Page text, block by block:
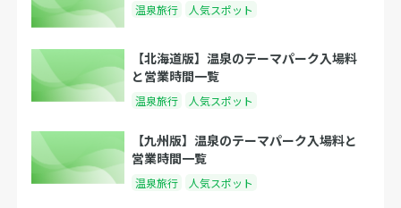
温泉旅行 人気スポット
【北海道版】温泉のテーマパーク入場料
と営業時間一覧
温泉旅行 人気スポット
【九州版】温泉のテーマパーク入場料と
営業時間一覧
温泉旅行 人気スポット